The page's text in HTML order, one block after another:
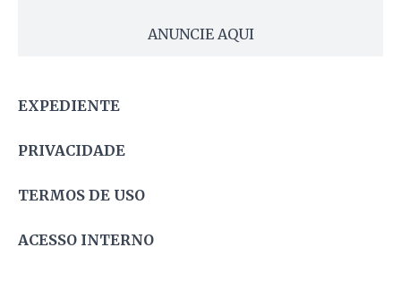
ANUNCIE AQUI
EXPEDIENTE
PRIVACIDADE
TERMOS DE USO
ACESSO INTERNO